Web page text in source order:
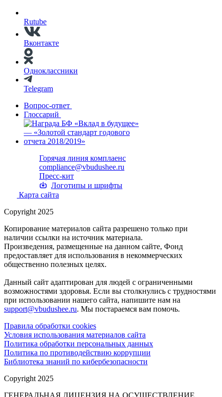
Rutube
Вконтакте
Одноклассники
Telegram
Вопрос-ответ
Глоссарий
Горячая линия комплаенс
compliance@vbudushee.ru
Пресс-кит
Логотипы и шрифты
Карта сайта
Copyright 2025
Копирование материалов сайта разрешено только при
наличии ссылки на источник материала.
Произведения, размещенные на данном сайте, Фонд
предоставляет для использования в некоммерческих
общественно полезных целях.
Данный сайт адаптирован для людей с ограниченными
возможностями здоровья. Если вы столкнулись с трудностями
при использовании нашего сайта, напишите нам на
support@vbudushee.ru. Мы постараемся вам помочь.
Правила обработки cookies
Условия использования материалов сайта
Политика обработки персональных данных
Политика по противодействию коррупции
Библиотека знаний по кибербезопасности
Copyright 2025
ГЕНЕРАЛЬНАЯ ЛИЦЕНЗИЯ НА ОСУЩЕСТВЛЕНИЕ